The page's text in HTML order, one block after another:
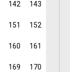
142 143
151 152
160 161
169 170